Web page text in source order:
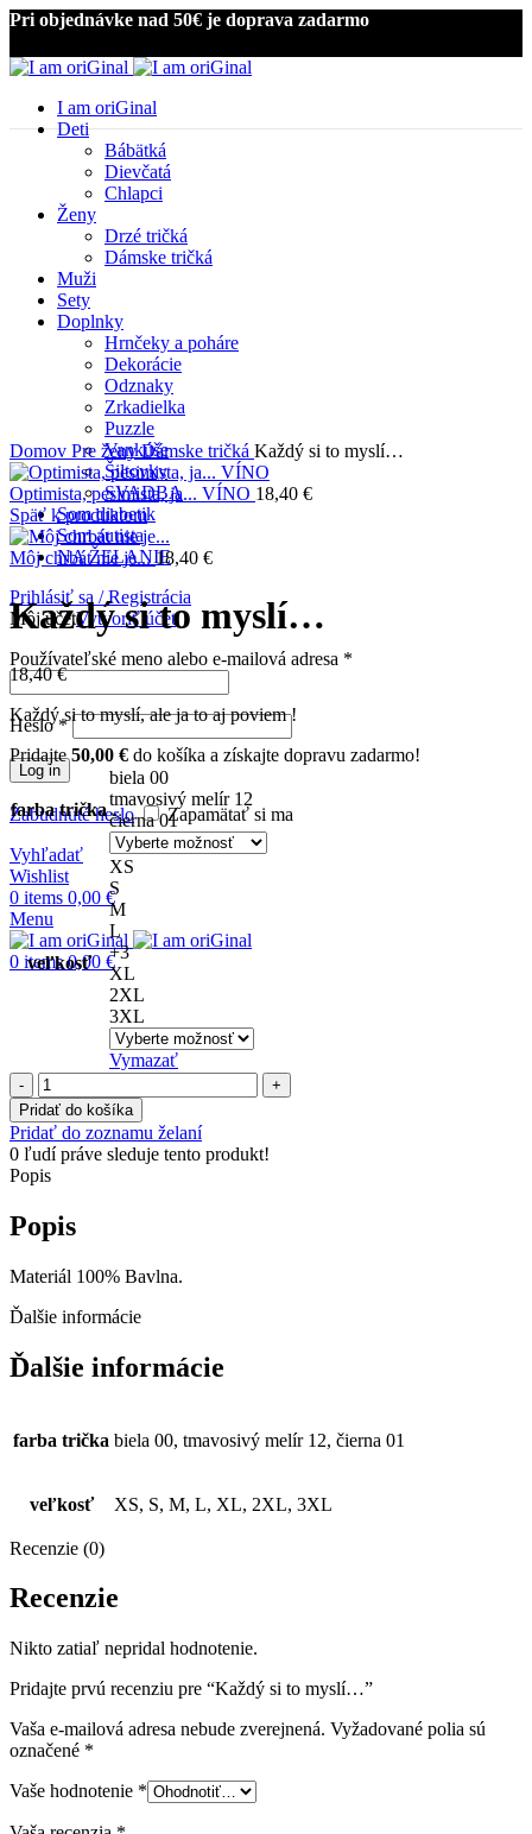
Pri objednávke nad 50€ je doprava zadarmo
I am oriGinal
Deti
Bábätká
Dievčatá
Chlapci
Ženy
Drzé tričká
Dámske tričká
Muži
Sety
Doplnky
Hrnčeky a poháre
Dekorácie
Odznaky
Zrkadielka
Puzzle
Vankúše
Šiltovky
SVADBA
Som diabetik
Som autista
NA ŽELANIE
Prihlásiť sa / Registrácia
Môj účetVytvoriť účet
Používateľské meno alebo e-mailová adresa *
Heslo*
Log in
Zabudnuté heslo
Zapamätať si ma
Vyhľadať
Wishlist
0 items 0,00 €
Menu
0 items 0,00 €
Kliknite pre zväčšenie
Domov Pre ženyDámske tričká Každý si to myslí…
Optimista, pesimista, ja... VÍNO 18,40 €
Späť k produktom
Môj chrbát nie je...18,40 €
Každý si to myslí…
18,40€
Každý si to myslí, ale ja to aj poviem !
Pridajte50,00 € do košíka a získajte dopravu zadarmo!
farba trička
biela 00
tmavosivý melír 12
čierna 01
veľkosť
XS
S
M
L
+3
XL
2XL
3XL
Vymazať
množstvo
Každý
si
to
myslí...
Pridať do košíka
Pridať do zoznamu želaní
0 ľudí práve sleduje tento produkt!
Popis
Popis
Materiál 100% Bavlna.
Ďalšie informácie
Ďalšie informácie
farba trička biela 00, tmavosivý melír 12, čierna 01
veľkosť XS, S, M, L, XL, 2XL, 3XL
Recenzie (0)
Recenzie
Nikto zatiaľ nepridal hodnotenie.
Pridajte prvú recenziu pre “Každý si to myslí…”
Vaša e-mailová adresa nebude zverejnená. Vyžadované polia sú
označené *
Vaše hodnotenie *